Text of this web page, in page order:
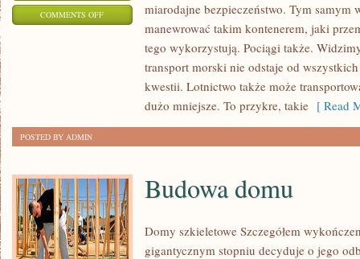
COMMENTS OFFON
miarodajne bezpieczeństwo. Tym samym
manewrować takim kontenerem, jaki
tego wykorzystują. Pociągi także.
transport morski nie odstaje od
kwestii. Lotnictwo także może
dużo mniejsze. To przykre, takie [ Read
POSTED BY ADMIN
Budowa domu
Domy szkieletowe Szczegółem
gigantycznym stopniu decyduje o jego